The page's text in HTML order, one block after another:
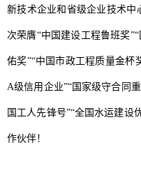
新技术企业和省级企业技术中
次荣膺“中国建设工程鲁班奖
佑奖”“中国市政工程质量金杯
A级信用企业”“国家级守合同
国工人先锋号”“全国水运建设
作伙伴！